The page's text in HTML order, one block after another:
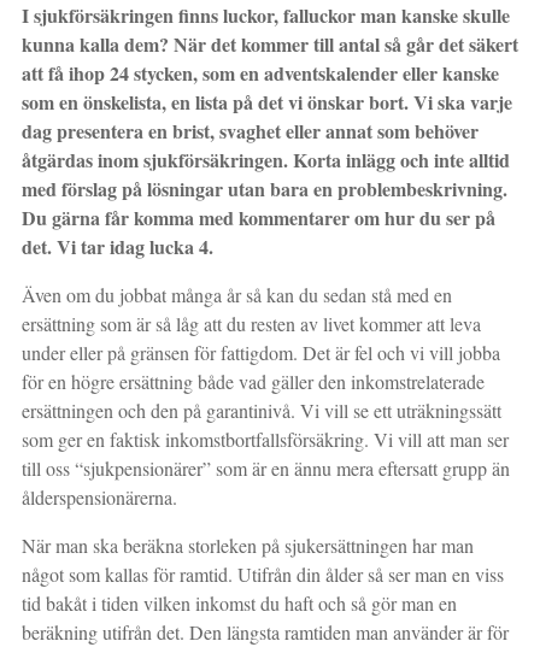
I sjukförsäkringen finns luckor, falluckor man kanske skulle
kunna kalla dem? När det kommer till antal så går det säkert
att få ihop 24 stycken, som en adventskalender eller kanske
som en önskelista, en lista på det vi önskar bort. Vi ska varje
dag presentera en brist, svaghet eller annat som behöver
åtgärdas inom sjukförsäkringen. Korta inlägg och inte alltid
med förslag på lösningar utan bara en problembeskrivning.
Du gärna får komma med kommentarer om hur du ser på
det. Vi tar idag lucka 4.
Även om du jobbat många år så kan du sedan stå med en
ersättning som är så låg att du resten av livet kommer att leva
under eller på gränsen för fattigdom. Det är fel och vi vill jobba
för en högre ersättning både vad gäller den inkomstrelaterade
ersättningen och den på garantinivå. Vi vill se ett uträkningssätt
som ger en faktisk inkomstbortfallsförsäkring. Vi vill att man ser
till oss “sjukpensionärer” som är en ännu mera eftersatt grupp än
ålderspensionärerna.
När man ska beräkna storleken på sjukersättningen har man
något som kallas för ramtid. Utifrån din ålder så ser man en viss
tid bakåt i tiden vilken inkomst du haft och så gör man en
beräkning utifrån det. Den längsta ramtiden man använder är för